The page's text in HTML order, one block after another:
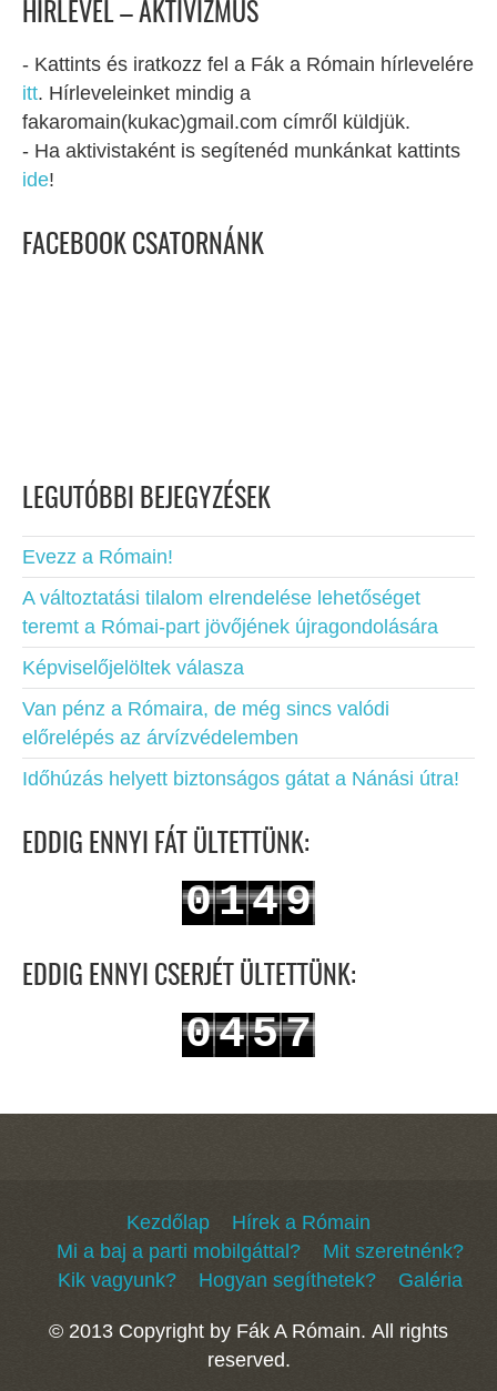
HÍRLEVÉL – AKTIVIZMUS
- Kattints és iratkozz fel a Fák a Rómain hírlevelére
itt. Hírleveleinket mindig a
fakaromain(kukac)gmail.com címről küldjük.
- Ha aktivistaként is segítenéd munkánkat kattints
ide!
FACEBOOK CSATORNÁNK
LEGUTÓBBI BEJEGYZÉSEK
Evezz a Rómain!
A változtatási tilalom elrendelése lehetőséget
teremt a Római-part jövőjének újragondolására
Képviselőjelöltek válasza
Van pénz a Rómaira, de még sincs valódi
előrelépés az árvízvédelemben
Időhúzás helyett biztonságos gátat a Nánási útra!
EDDIG ENNYI FÁT ÜLTETTÜNK:
01
2
49
EDDIG ENNYI CSERJÉT ÜLTETTÜNK:
0457
Kezdőlap
Hírek a Rómain
Mi a baj a parti mobilgáttal?
Mit szeretnénk?
Kik vagyunk?
Hogyan segíthetek? Galéria
© 2013 Copyright by Fák A Rómain. All rights
reserved.